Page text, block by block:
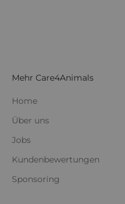
Mehr Care4Animals
Home
Über uns
Jobs
Kundenbewertungen
Sponsoring